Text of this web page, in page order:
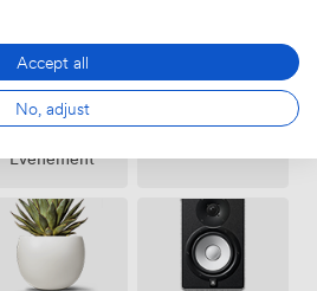
Évènement
Accept all
No, adjust